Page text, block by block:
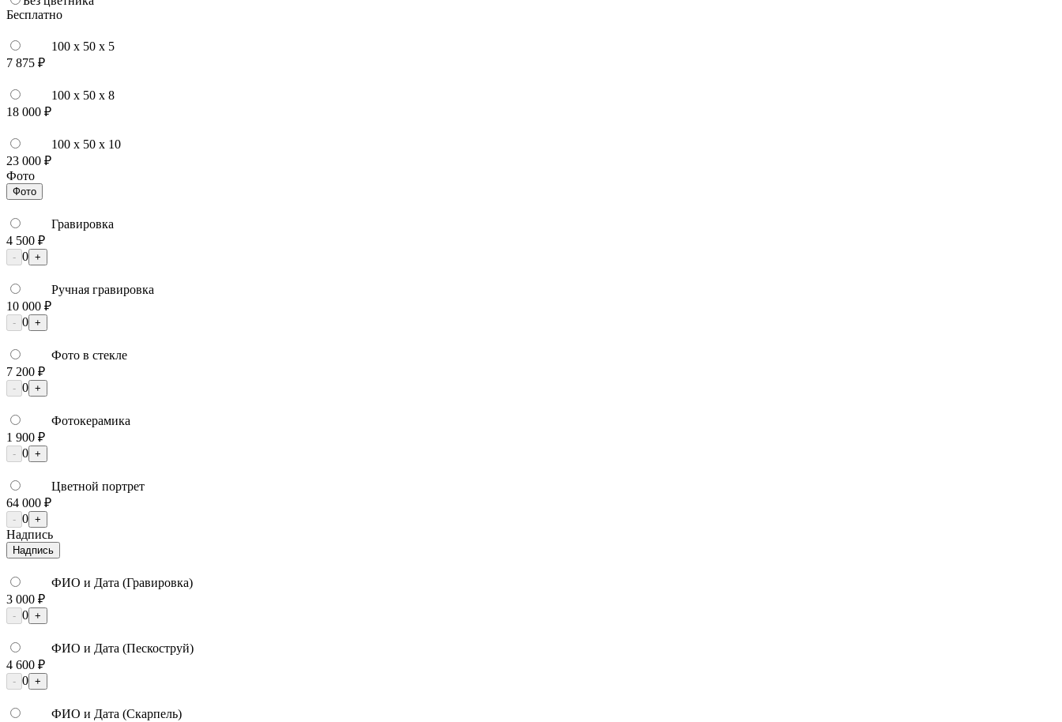
Бесплатно
100 x 50 x 5
7 875 ₽
100 x 50 x 8
18 000 ₽
100 x 50 x 10
23 000 ₽
Фото
Фото
Гравировка
4 500 ₽
- 0 +
Ручная гравировка
10 000 ₽
- 0 +
Фото в стекле
7 200 ₽
- 0 +
Фотокерамика
1 900 ₽
- 0 +
Цветной портрет
64 000 ₽
- 0 +
Надпись
Надпись
ФИО и Дата (Гравировка)
3 000 ₽
- 0 +
ФИО и Дата (Пескоструй)
4 600 ₽
- 0 +
ФИО и Дата (Скарпель)